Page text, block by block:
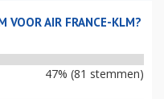
VOOR AIR FRANCE-KLM?
47% (81 stemmen)